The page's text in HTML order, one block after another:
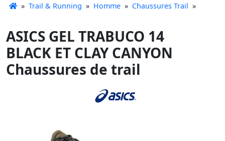
» Trail & Running » Homme » Chaussures Trail »
ASICS GEL TRABUCO 14
BLACK ET CLAY CANYON
Chaussures de trail